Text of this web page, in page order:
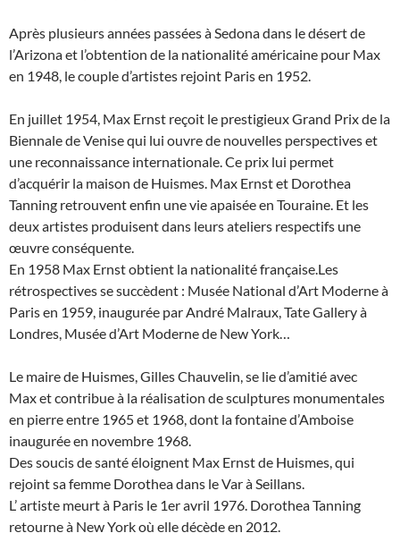
Après plusieurs années passées à Sedona dans le désert de
l’Arizona et l’obtention de la nationalité américaine pour Max
en 1948, le couple d’artistes rejoint Paris en 1952.
En juillet 1954, Max Ernst reçoit le prestigieux Grand Prix de la
Biennale de Venise qui lui ouvre de nouvelles perspectives et
une reconnaissance internationale. Ce prix lui permet
d’acquérir la maison de Huismes. Max Ernst et Dorothea
Tanning retrouvent enfin une vie apaisée en Touraine. Et les
deux artistes produisent dans leurs ateliers respectifs une
œuvre conséquente.
En 1958 Max Ernst obtient la nationalité française.Les
rétrospectives se succèdent : Musée National d’Art Moderne à
Paris en 1959, inaugurée par André Malraux, Tate Gallery à
Londres, Musée d’Art Moderne de New York…
Le maire de Huismes, Gilles Chauvelin, se lie d’amitié avec
Max et contribue à la réalisation de sculptures monumentales
en pierre entre 1965 et 1968, dont la fontaine d’Amboise
inaugurée en novembre 1968.
Des soucis de santé éloignent Max Ernst de Huismes, qui
rejoint sa femme Dorothea dans le Var à Seillans.
L’ artiste meurt à Paris le 1er avril 1976. Dorothea Tanning
retourne à New York où elle décède en 2012.